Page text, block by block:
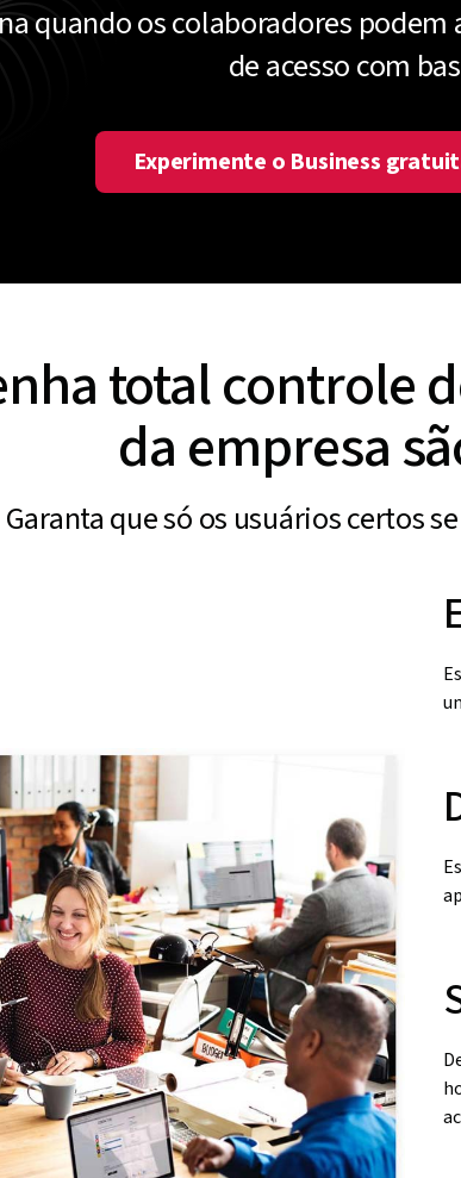
quando os colaboradores
de acesso com
Experimente o Business
total controle
da empresa
Garanta que só os usuários certos